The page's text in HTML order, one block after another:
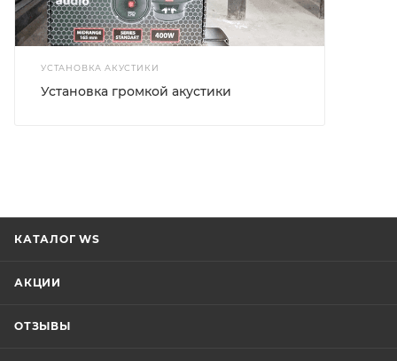
УСТАНОВКА АКУСТИКИ
Установка громкой акустики
КАТАЛОГ WS
АКЦИИ
ОТЗЫВЫ